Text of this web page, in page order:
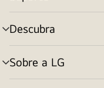
menu
Descubra
alternar
menu
Sobre a LG
alternar
menu